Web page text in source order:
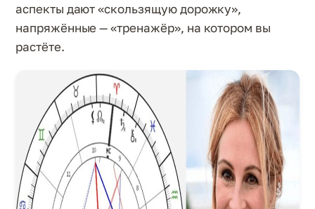
аспекты дают «скользящую дорожку»,
напряжённые — «тренажёр», на котором вы
растёте.